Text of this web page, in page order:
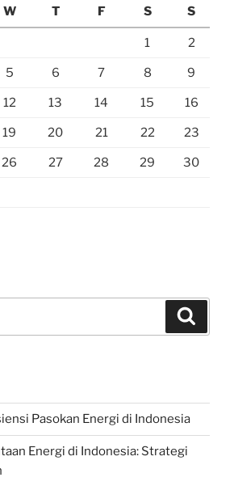
W T F S S
1 2
5 6 7 8 9
12 13 14 15 16
19 20 21 22 23
26 27 28 29 30
Pasokan Energi di Indonesia
Energi di Indonesia: Strategi